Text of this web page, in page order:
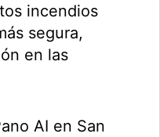
incendios
segura,
en las
AI en San